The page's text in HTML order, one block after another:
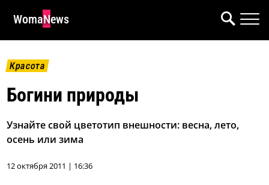
WomaNews
Красота
Богини природы
Узнайте свой цветотип внешности: весна, лето,
осень или зима
12 октября 2011 | 16:36